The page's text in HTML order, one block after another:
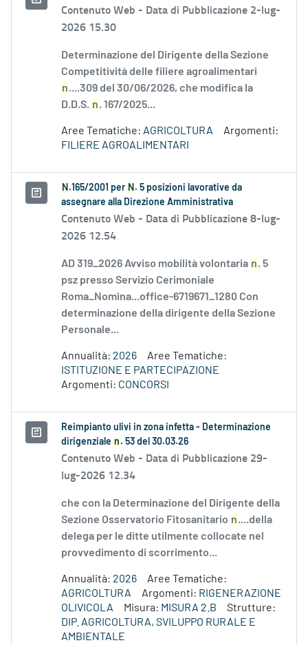
Contenuto Web - Data di Pubblicazione 2-lug-
2026 15.30
Determinazione del Dirigente della Sezione
Competitività delle filiere agroalimentari
n....309 del 30/06/2026, che modifica la
D.D.S. n. 167/2025...
Aree Tematiche: AGRICOLTURA
Argomenti:
FILIERE AGROALIMENTARI
N .165/2001 per N . 5 posizioni lavorative da
assegnare alla Direzione Amministrativa
Contenuto Web - Data di Pubblicazione 8-lug-
2026 12.54
AD 319_2026 Avviso mobilità volontaria n. 5
psz presso Servizio Cerimoniale
Roma_Nomina...office-6719671_1280 Con
determinazione della dirigente della Sezione
Personale...
Annualità: 2026
Aree Tematiche:
ISTITUZIONE E PARTECIPAZIONE
Argomenti: CONCORSI
Reimpianto ulivi in zona infetta - Determinazione
dirigenziale n . 53 del 30.03.26
Contenuto Web - Data di Pubblicazione 29-
lug-2026 12.34
che con la Determinazione del Dirigente della
Sezione Osservatorio Fitosanitario n....della
delega per le ditte utilmente collocate nel
provvedimento di scorrimento...
Annualità: 2026
Aree Tematiche:
AGRICOLTURA
Argomenti: RIGENERAZIONE
OLIVICOLA
Misura: MISURA 2.B
Strutture:
DIP. AGRICOLTURA, SVILUPPO RURALE E
AMBIENTALE